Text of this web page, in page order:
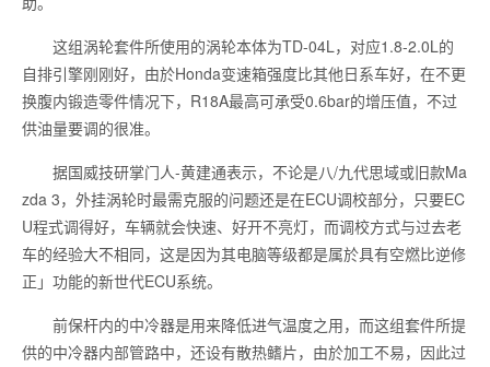
这组涡轮套件所使用的涡轮本体为TD-04L，对应1.8-2.0L的
自排引擎刚刚好，由於Honda变速箱强度比其他日系车好，在不更
换腹内锻造零件情况下，R18A最高可承受0.6bar的增压值，不过
供油量要调的很准。
据国威技研掌门人-黄建通表示，不论是八/九代思域或旧款Ma
zda 3，外挂涡轮时最需克服的问题还是在ECU调校部分，只要EC
U程式调得好，车辆就会快速、好开不亮灯，而调校方式与过去老
车的经验大不相同，这是因为其电脑等级都是属於具有空燃比逆修
正」功能的新世代ECU系统。
前保杆内的中冷器是用来降低进气温度之用，而这组套件所提
供的中冷器内部管路中，还设有散热鳍片，由於加工不易，因此过